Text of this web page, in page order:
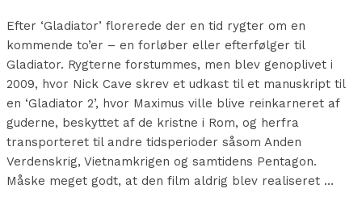
Efter ‘Gladiator’ florerede der en tid rygter om en
kommende to’er – en forløber eller efterfølger til
Gladiator. Rygterne forstummes, men blev genoplivet i
2009, hvor Nick Cave skrev et udkast til et manuskript til
en ‘Gladiator 2’, hvor Maximus ville blive reinkarneret af
guderne, beskyttet af de kristne i Rom, og herfra
transporteret til andre tidsperioder såsom Anden
Verdenskrig, Vietnamkrigen og samtidens Pentagon.
Måske meget godt, at den film aldrig blev realiseret …